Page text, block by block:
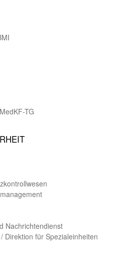
TG
Nach­richten­dienst
Direktion für Spezialeinheiten